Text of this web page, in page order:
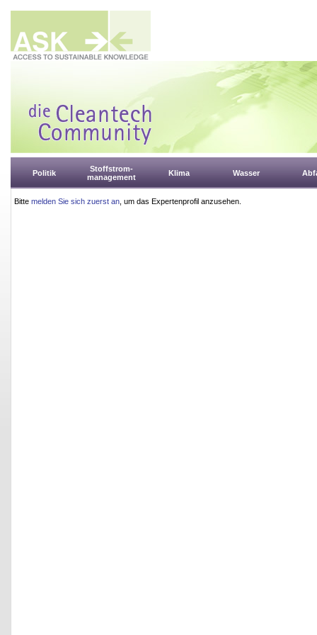
Politik
Stoffstrom-
management
Klima Wasser
Bitte melden Sie sich zuerst an , um das Expertenprofil anzusehen.